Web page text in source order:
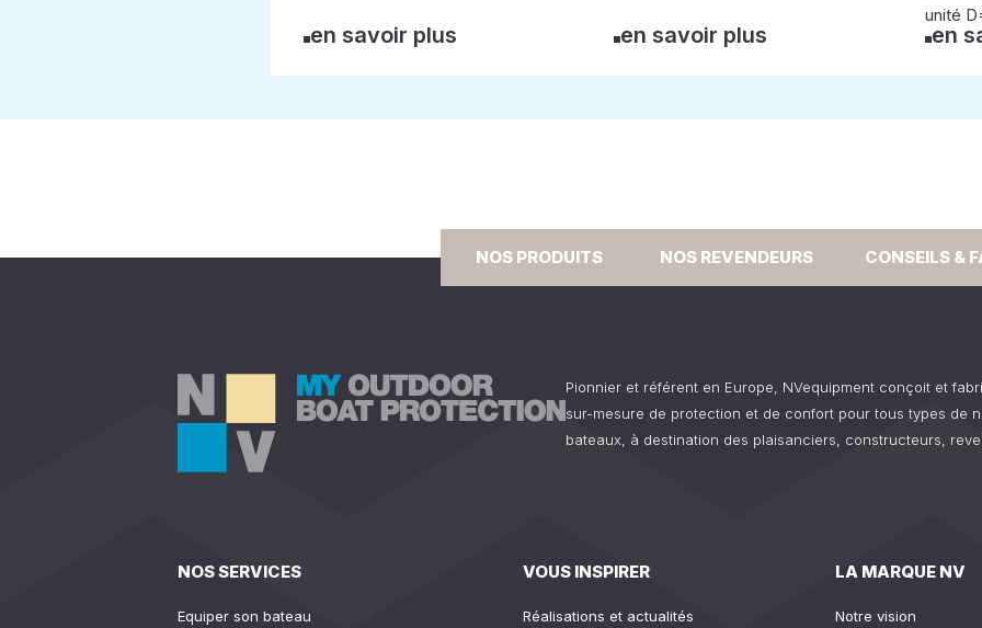
en savoir plus en savoir plus
unité
en
NOS PRODUITS NOS REVENDEURS CONSEILS &
Pionnier et référent en Europe, NVequipment conçoit et
sur-mesure de protection et de confort pour tous types de
bateaux, à destination des plaisanciers, constructeurs,
NOS SERVICES
Equiper son bateau
VOUS INSPIRER
Réalisations et actualités
LA MARQUE NV
Notre vision